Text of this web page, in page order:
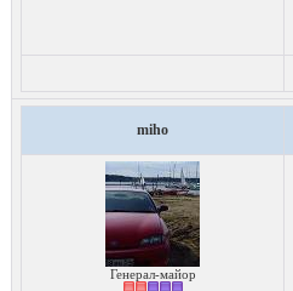
miho
Генерал-майор